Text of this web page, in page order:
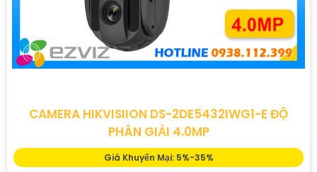
CAMERA HIKVISIION DS-2DE5432IWG1-E ĐỘ
PHÂN GIẢI 4.0MP
Giá Khuyến Mại: 5%-35%